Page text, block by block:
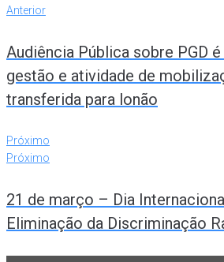
Anterior
Audiência Pública sobre PGD
gestão e atividade de
transferida para lonão
Próximo
Próximo
21 de março – Dia
Eliminação da Discriminação